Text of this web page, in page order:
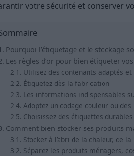
votre sécurité et conserver
Pourquoi l’étiquetage et le stockage
Les règles d’or pour bien étiqueter
Utilisez des contenants adaptés et
Étiquetez dès la fabrication
Les informations indispensables
Adoptez un codage couleur ou
Choisissez des étiquettes durables
Comment bien stocker ses produits
Stockez à l’abri de la chaleur, de
Séparez les produits ménagers,